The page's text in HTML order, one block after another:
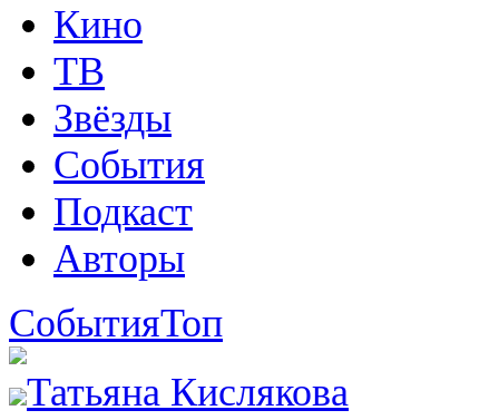
Кино
ТВ
Звёзды
События
Подкаст
Авторы
СобытияТоп
Татьяна Кислякова